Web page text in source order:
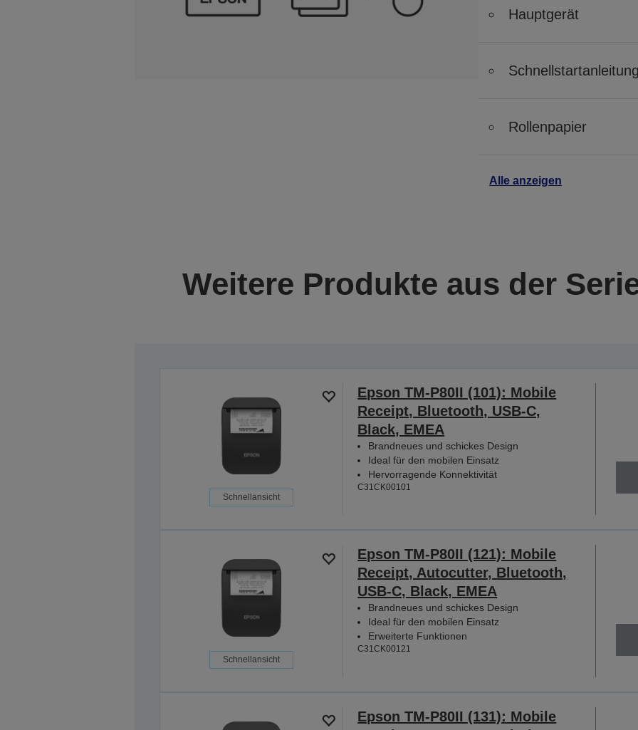
Hauptgerät
Rollenpapier
Alle anzeigen
Weitere Produkte aus der
Schnellansicht
Epson TM-P80II (101): Mobile
Receipt, Bluetooth, USB-C,
Black, EMEA
Brandneues und schickes Design
Ideal für den mobilen Einsatz
Hervorragende Konnektivität
C31CK00101
Schnellansicht
Epson TM-P80II (121): Mobile
Receipt, Autocutter, Bluetooth,
USB-C, Black, EMEA
Brandneues und schickes Design
Ideal für den mobilen Einsatz
Erweiterte Funktionen
C31CK00121
Epson TM-P80II (131): Mobile